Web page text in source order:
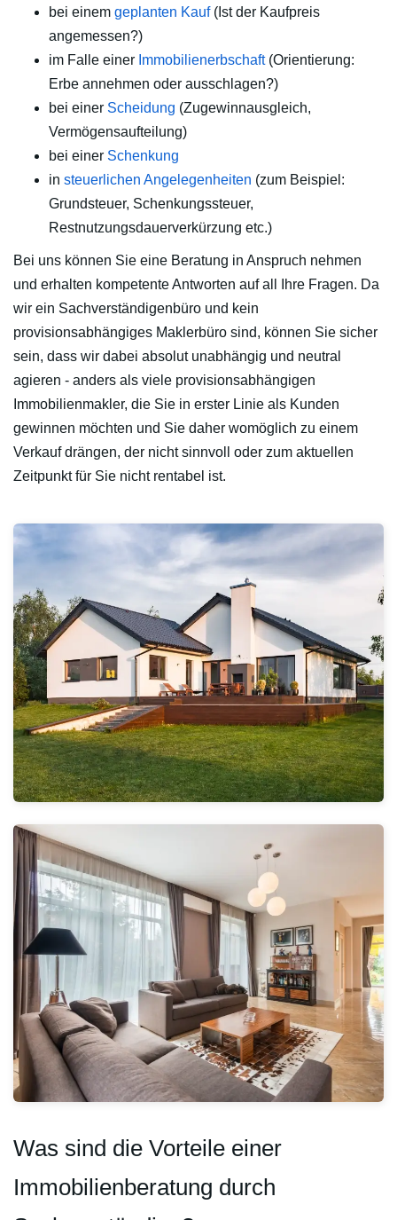
bei einem geplanten Kauf(Ist der Kaufpreis
angemessen?)
im Falle einer Immobilienerbschaft(Orientierung:
Erbe annehmen oder ausschlagen?)
bei einer Scheidung (Zugewinnausgleich,
Vermögensaufteilung)
bei einer Schenkung
in steuerlichen Angelegenheiten (zum Beispiel:
Grundsteuer, Schenkungssteuer,
Restnutzungsdauerverkürzung etc.)
Bei uns können Sie eine Beratung in Anspruch nehmen
und erhalten kompetente Antworten auf all Ihre Fragen. Da
wir ein Sachverständigenbüro und kein
provisionsabhängiges Maklerbüro sind, können Sie sicher
sein, dass wir dabei absolut unabhängig und neutral
agieren - anders als viele provisionsabhängigen
Immobilienmakler, die Sie in erster Linie als Kunden
gewinnen möchten und Sie daher womöglich zu einem
Verkauf drängen, der nicht sinnvoll oder zum aktuellen
Zeitpunkt für Sie nicht rentabel ist.
Was sind die Vorteile einer
Immobilienberatung durch